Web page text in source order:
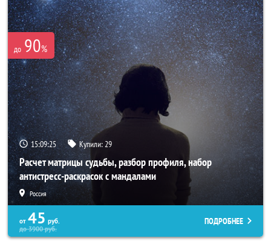
до 90%
15:09:22 Купили:29
Расчет матрицы судьбы, разбор профиля, набор
антистресс-раскрасок с мандалами
Россия
от 45 руб.
до3900руб.
ПОДРОБНЕЕ